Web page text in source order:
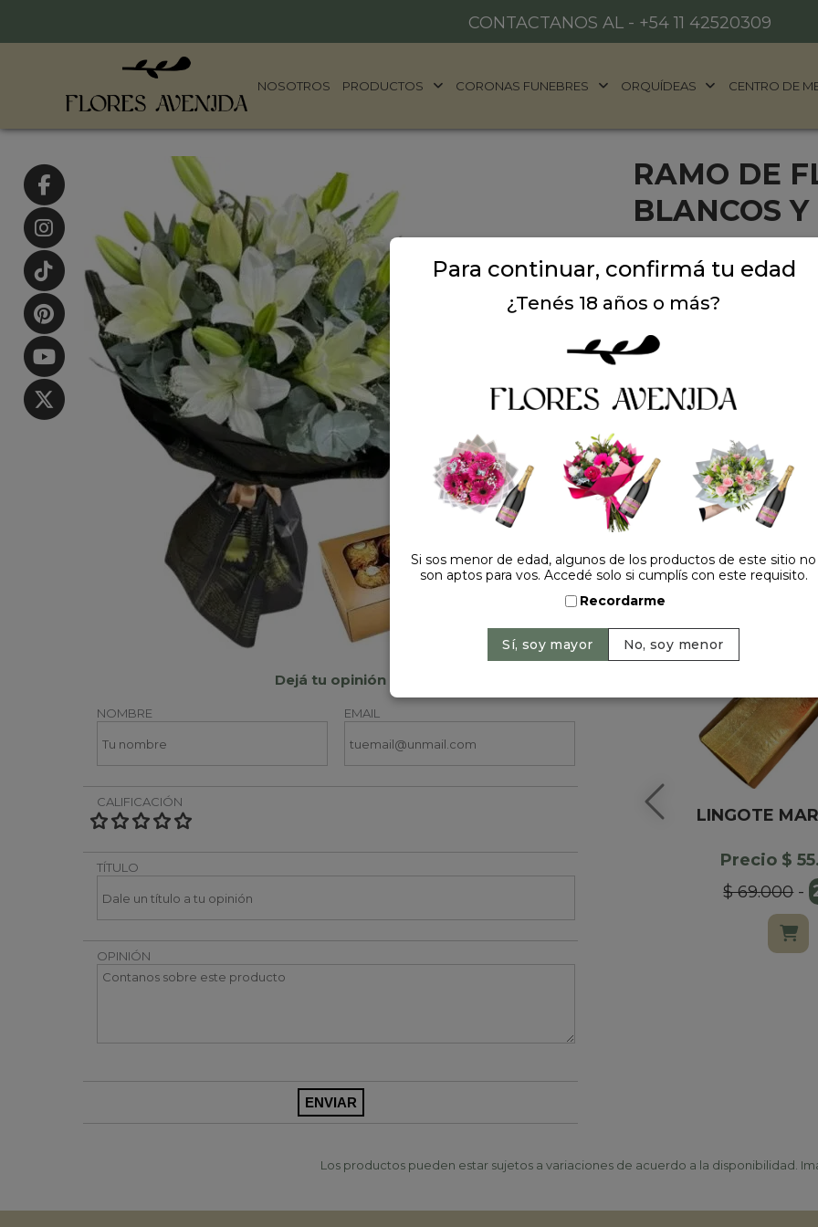
CONTACTANOS AL - +54 11 42520309
NOSOTROS PRODUCTOS CORONAS FUNEBRES ORQUÍDEAS CENTRO DE
Dejá tu opinión
NOMBRE EMAIL
CALIFICACIÓN
TÍTULO
OPINIÓN
RAMO DE
BLANCOS
Ramo de flores liliums
Rocher . Ideal para
Precio: $ 97.900 $
HACELO
LINGOTE
Precio $
$ 69.000-
Los productos pueden estar sujetos a variaciones de acuerdo a la disponibilidad.
Para continuar, confirmá tu edad
¿Tenés 18 años o más?
Si sos menor de edad, algunos de los productos de este sitio no
son aptos para vos. Accedé solo si cumplís con este requisito.
Recordarme